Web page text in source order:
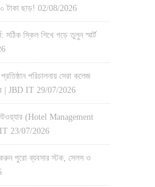
টাকা ছাড়! 02/08/2026
সঠিক স্কিল শিখে গড়ে তুলুন স্মার্ট
প্রতিষ্ঠান পরিচালনায় সেরা কলেজ
| JBD IT 29/07/2026
(Hotel Management
23/07/2026
পুরো ব্যবসার স্টক, সেলস ও